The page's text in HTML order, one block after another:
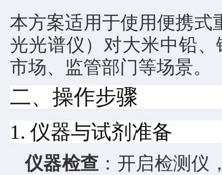
本方案适用于使用便携式
光光谱仪）对大米中铅
市场、监管部门等场景。
二、操作步骤
1. 仪器与试剂准备
仪器检查 ：开启检测